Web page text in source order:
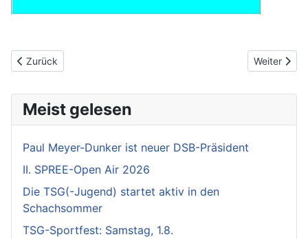
Vorheriger Beitrag: TSG ist Berliner Blitz-Mannschaftsmeister
Zurück Nächster
Weiter
Meist gelesen
Paul Meyer-Dunker ist neuer DSB-Präsident
II. SPREE-Open Air 2026
Die TSG(-Jugend) startet aktiv in den
Schachsommer
TSG-Sportfest: Samstag, 1.8.